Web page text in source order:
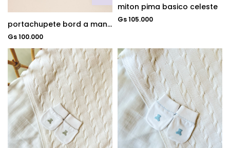
portachupete bord a mano bco/cel
Gs 100.000
miton pima basico celeste
Gs 105.000